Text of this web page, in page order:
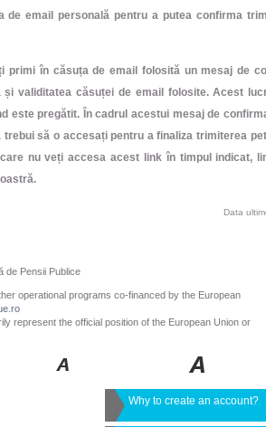
de email personală pentru a putea confirma
primi în căsuța de email folosită un mesaj de
și validitatea căsuței de email folosite. Acest
este pregătit. În cadrul acestui mesaj de
trebui să o accesați pentru a finaliza trimiterea
nu veți accesa acest link în timpul indicat,
Data
de Pensii Publice
operational programs co-financed by the European
represent the official position of the European Union or
Why to create an account?